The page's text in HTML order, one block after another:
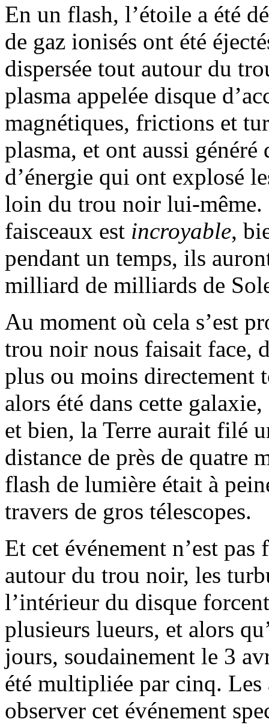
En un flash, l’étoile a été
de gaz ionisés ont été
dispersée tout autour du
plasma appelée disque
magnétiques, frictions et
plasma, et ont aussi généré
d’énergie qui ont explosé
loin du trou noir lui-même.
faisceaux est incroyable,
pendant un temps, ils
milliard de milliards de
Au moment où cela s’est
trou noir nous faisait face,
plus ou moins directement
alors été dans cette
et bien, la Terre aurait filé
distance de près de quatre
flash de lumière était à
travers de gros télescopes.
Et cet événement n’est
autour du trou noir, les
l’intérieur du disque
plusieurs lueurs, et alors
jours, soudainement le 3
été multipliée par cinq.
observer cet événement